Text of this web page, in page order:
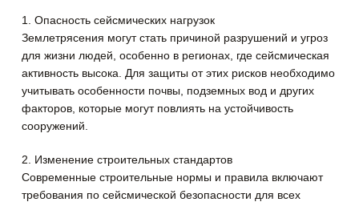
1. Опасность сейсмических нагрузок
Землетрясения могут стать причиной разрушений и угроз
для жизни людей, особенно в регионах, где сейсмическая
активность высока. Для защиты от этих рисков необходимо
учитывать особенности почвы, подземных вод и других
факторов, которые могут повлиять на устойчивость
сооружений.
2. Изменение строительных стандартов
Современные строительные нормы и правила включают
требования по сейсмической безопасности для всех